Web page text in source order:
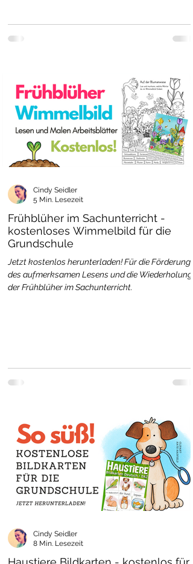
Frühblüher im Sachunterricht -
kostenloses Wimmelbild für die
Grundschule
Jetzt kostenlos herunterladen! Für die Förderung
des aufmerksamen Lesens und die Wiederholung
der Frühblüher im Sachunterricht.
Cindy Seidler
5 Min. Lesezeit
Cindy Seidler
8 Min. Lesezeit